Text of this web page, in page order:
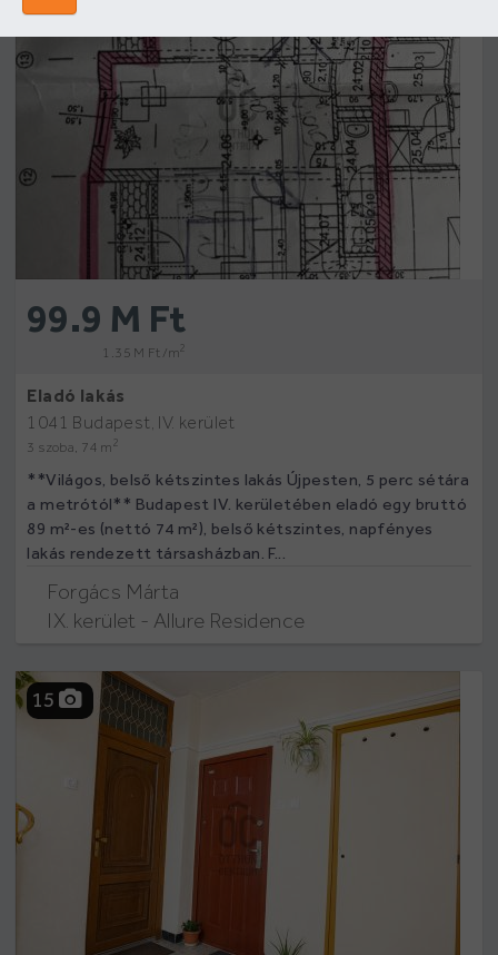
99.9 M Ft
1.35 M Ft /m2
Eladó lakás
1041 Budapest, IV. kerület
3 szoba, 74 m 2
**Világos, belső kétszintes lakás Újpesten, 5 perc sétára
a metrótól** Budapest IV. kerületében eladó egy bruttó
89 m²-es (nettó 74 m²), belső kétszintes, napfényes
lakás rendezett társasházban. F...
Forgács Márta
IX. kerület - Allure Residence
15